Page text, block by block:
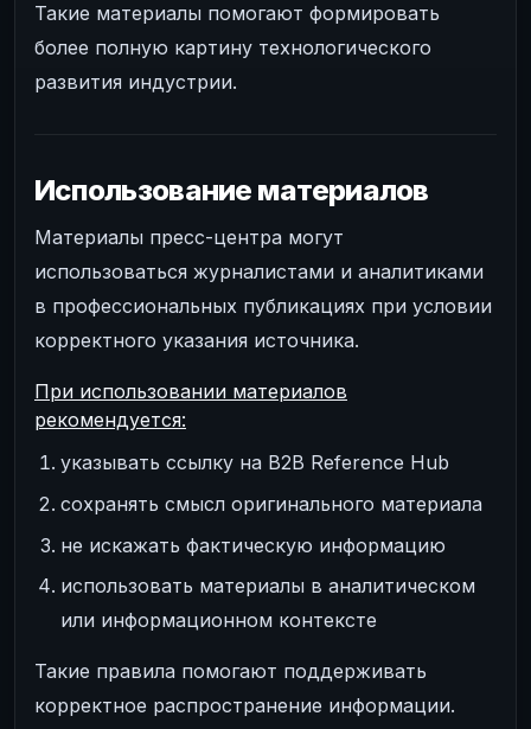
Такие материалы помогают формировать
более полную картину технологического
развития индустрии.
Использование материалов
Материалы пресс-центра могут
использоваться журналистами и аналитиками
в профессиональных публикациях при условии
корректного указания источника.
При использовании материалов
рекомендуется:
указывать ссылку на B2B Reference Hub
сохранять смысл оригинального материала
не искажать фактическую информацию
использовать материалы в аналитическом
или информационном контексте
Такие правила помогают поддерживать
корректное распространение информации.